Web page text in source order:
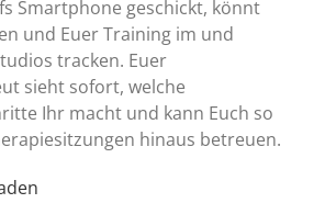
Smartphone geschickt, könnt
und Euer Training im und
tracken. Euer
sieht sofort, welche
Ihr macht und kann Euch so
hinaus betreuen.